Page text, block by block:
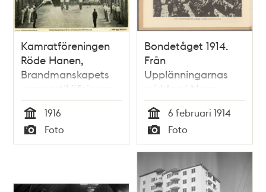
Kamratföreningen
Röde Hanen,
Brandmanskapets
gymnastiköfningar
Tid
1916
Typ
Foto
Bondetåget 1914.
Från
Upplänningarnas
middag i Norra
Latinläroverket.
Tid
6 februari 1914
Typ
Foto